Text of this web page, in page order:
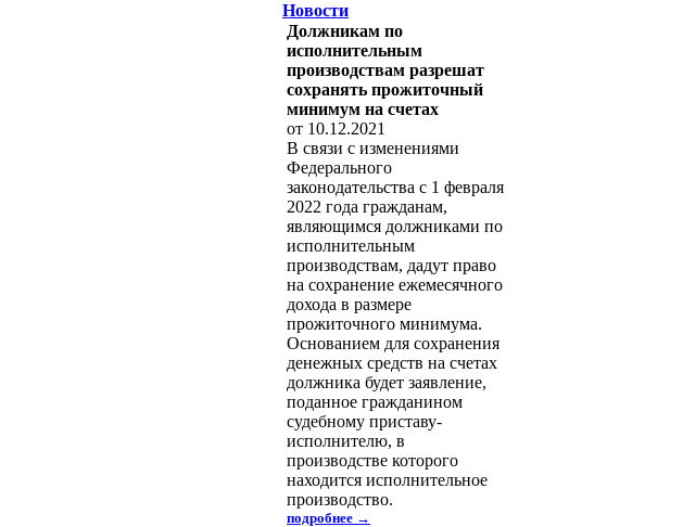
Новости
Должникам по
исполнительным
производствам разрешат
сохранять прожиточный
минимум на счетах
от 10.12.2021
В связи c изменениями
Федерального
законодательства с 1 февраля
2022 года гражданам,
являющимся должниками по
исполнительным
производствам, дадут право
на сохранение ежемесячного
дохода в размере
прожиточного минимума.
Основанием для сохранения
денежных средств на счетах
должника будет заявление,
поданное гражданином
судебному приставу-
исполнителю, в
производстве которого
находится исполнительное
производство.
подробнее →